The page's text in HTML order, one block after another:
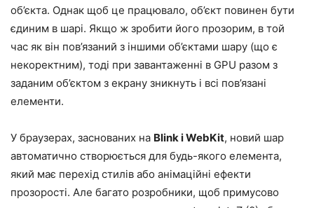
об’єкта. Однак щоб це працювало, об’єкт повинен бути
єдиним в шарі. Якщо ж зробити його прозорим, в той
час як він пов’язаний з іншими об’єктами шару (що є
некоректним), тоді при завантаженні в GPU разом з
заданим об’єктом з екрану зникнуть і всі пов’язані
елементи.
У браузерах, заснованих на Blink і WebKit, новий шар
автоматично створюється для будь-якого елемента,
який має перехід стилів або анімаційні ефекти
прозорості. Але багато розробники, щоб примусово